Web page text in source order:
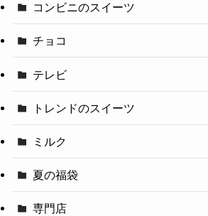
コンビニのスイーツ
チョコ
テレビ
トレンドのスイーツ
ミルク
夏の福袋
専門店